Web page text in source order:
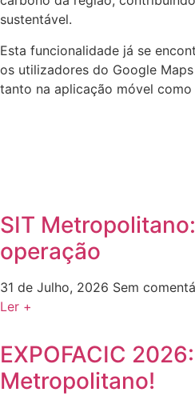
sustentável.
Esta funcionalidade já se
os utilizadores do Google
tanto na aplicação móvel
SIT
operação
31 de Julho, 2026 Sem
Ler +
EXPOFACIC
Metropolitano!